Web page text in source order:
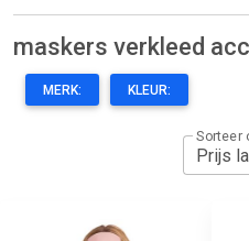
maskers verkleed
MERK: KLEUR:
Sorteer